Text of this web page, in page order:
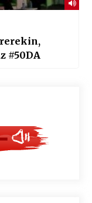
#50DA